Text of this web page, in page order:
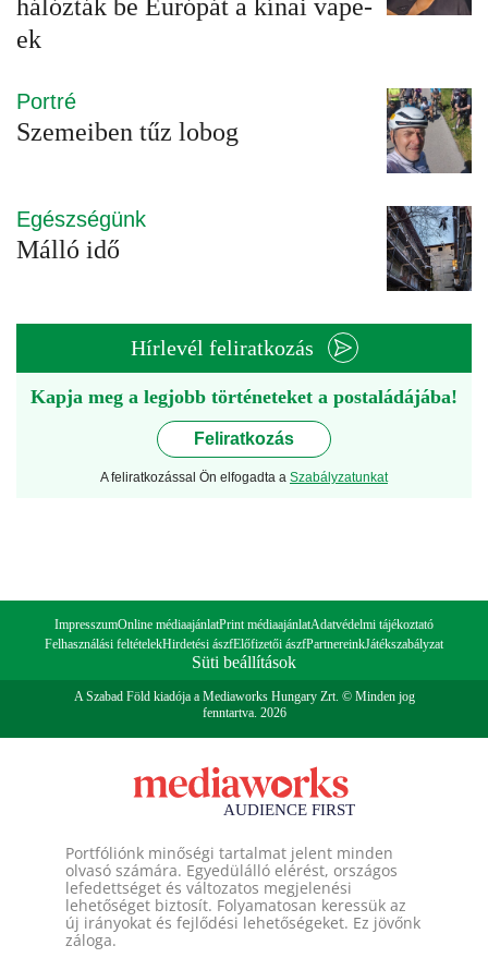
hálózták be Európát a kínai vape-
ek
Portré
Szemeiben tűz lobog
Egészségünk
Málló idő
Hírlevél feliratkozás
Kapja meg a legjobb történeteket a postaládájába!
Feliratkozás
A feliratkozással Ön elfogadta a Szabályzatunkat
ImpresszumOnline médiaajánlatPrint médiaajánlatAdatvédelmi tájékoztató
Felhasználási feltételekHirdetési ászfElőfizetői ászfPartnereinkJátékszabályzat
Süti beállítások
A Szabad Föld kiadója a Mediaworks Hungary Zrt. © Minden jog
fenntartva. 2026
Portfóliónk minőségi tartalmat jelent minden
olvasó számára. Egyedülálló elérést, országos
lefedettséget és változatos megjelenési
lehetőséget biztosít. Folyamatosan keressük az
új irányokat és fejlődési lehetőségeket. Ez jövőnk
záloga.